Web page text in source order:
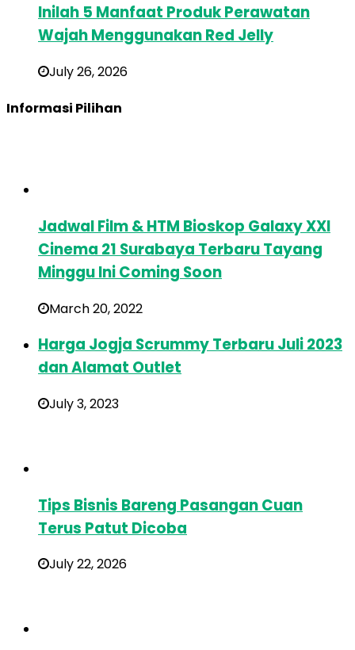
Inilah 5 Manfaat Produk Perawatan
Wajah Menggunakan Red Jelly
July 26, 2026
Informasi Pilihan
Jadwal Film & HTM Bioskop Galaxy XXI
Cinema 21 Surabaya Terbaru Tayang
Minggu Ini Coming Soon
March 20, 2022
Harga Jogja Scrummy Terbaru Juli 2023
dan Alamat Outlet
July 3, 2023
Tips Bisnis Bareng Pasangan Cuan
Terus Patut Dicoba
July 22, 2026